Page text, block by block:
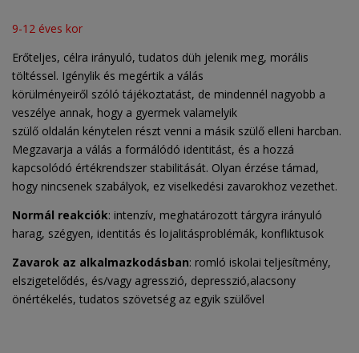
9-12 éves kor
Erőteljes, célra irányuló, tudatos düh jelenik meg, morális
töltéssel. Igénylik és megértik a válás
körülményeiről szóló tájékoztatást, de mindennél nagyobb a
veszélye annak, hogy a gyermek valamelyik
szülő oldalán kénytelen részt venni a másik szülő elleni harcban.
Megzavarja a válás a formálódó identitást, és a hozzá
kapcsolódó értékrendszer stabilitását. Olyan érzése támad,
hogy nincsenek szabályok, ez viselkedési zavarokhoz vezethet.
Normál reakciók: intenzív, meghatározott tárgyra irányuló
harag, szégyen, identitás és lojalitásproblémák, konfliktusok
Zavarok az alkalmazkodásban: romló iskolai teljesítmény,
elszigetelődés, és/vagy agresszió, depresszió,alacsony
önértékelés, tudatos szövetség az egyik szülővel